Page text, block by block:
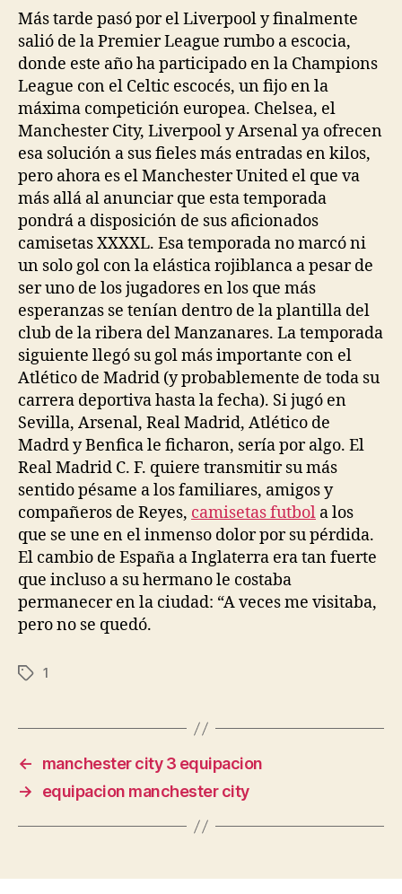
Más tarde pasó por el Liverpool y finalmente
salió de la Premier League rumbo a escocia,
donde este año ha participado en la Champions
League con el Celtic escocés, un fijo en la
máxima competición europea. Chelsea, el
Manchester City, Liverpool y Arsenal ya ofrecen
esa solución a sus fieles más entradas en kilos,
pero ahora es el Manchester United el que va
más allá al anunciar que esta temporada
pondrá a disposición de sus aficionados
camisetas XXXXL. Esa temporada no marcó ni
un solo gol con la elástica rojiblanca a pesar de
ser uno de los jugadores en los que más
esperanzas se tenían dentro de la plantilla del
club de la ribera del Manzanares. La temporada
siguiente llegó su gol más importante con el
Atlético de Madrid (y probablemente de toda su
carrera deportiva hasta la fecha). Si jugó en
Sevilla, Arsenal, Real Madrid, Atlético de
Madrd y Benfica le ficharon, sería por algo. El
Real Madrid C. F. quiere transmitir su más
sentido pésame a los familiares, amigos y
compañeros de Reyes, camisetas futbol a los
que se une en el inmenso dolor por su pérdida.
El cambio de España a Inglaterra era tan fuerte
que incluso a su hermano le costaba
permanecer en la ciudad: “A veces me visitaba,
pero no se quedó.
Etiquetas
1
←
manchester city 3 equipacion
→
equipacion manchester city